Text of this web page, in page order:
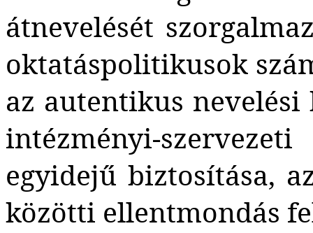
átnevelését
oktatáspolitikusok
az autentikus
intézményi-
egyidejű biztosítása,
közötti ellentmondás